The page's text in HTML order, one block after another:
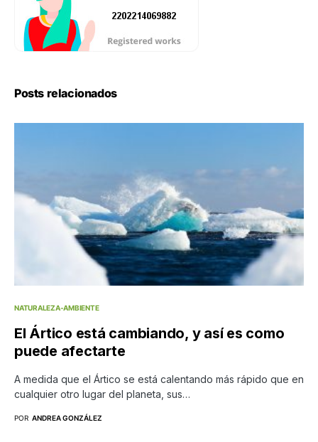
Posts relacionados
NATURALEZA-AMBIENTE
El Ártico está cambiando, y así es como
puede afectarte
A medida que el Ártico se está calentando más rápido que en
cualquier otro lugar del planeta, sus…
POR ANDREA GONZÁLEZ